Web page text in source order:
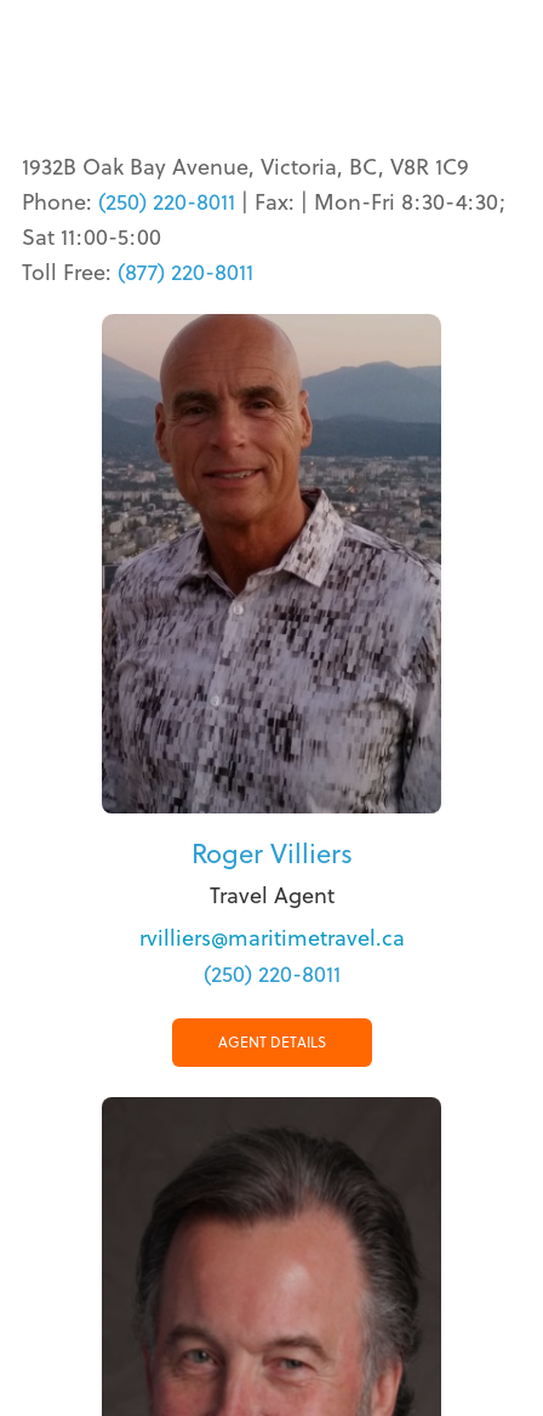
1932B Oak Bay Avenue, Victoria, BC, V8R 1C9
Phone: (250) 220-8011 | Fax: | Mon-Fri 8:30-4:30;
Sat 11:00-5:00
Toll Free: (877) 220-8011
Roger Villiers
Travel Agent
rvilliers@maritimetravel.ca
(250) 220-8011
AGENT DETAILS